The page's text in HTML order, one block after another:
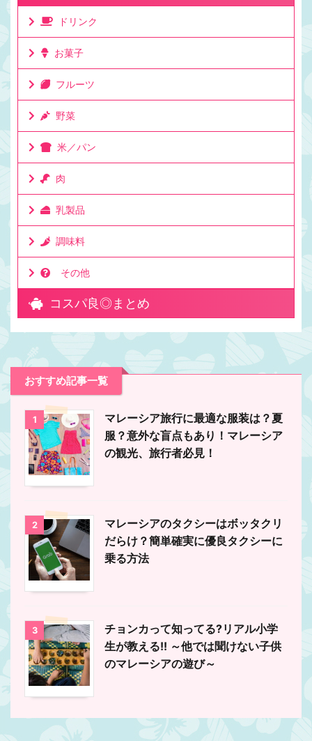
ドリンク
お菓子
フルーツ
野菜
米／パン
肉
乳製品
調味料
その他
コスパ良◎まとめ
おすすめ記事一覧
1
マレーシア旅行に最適な服装は？夏
服？意外な盲点もあり！マレーシア
の観光、旅行者必見！
2
マレーシアのタクシーはボッタクリ
だらけ？簡単確実に優良タクシーに
乗る方法
3
チョンカって知ってる?リアル小学
生が教える!! ～他では聞けない子供
のマレーシアの遊び～